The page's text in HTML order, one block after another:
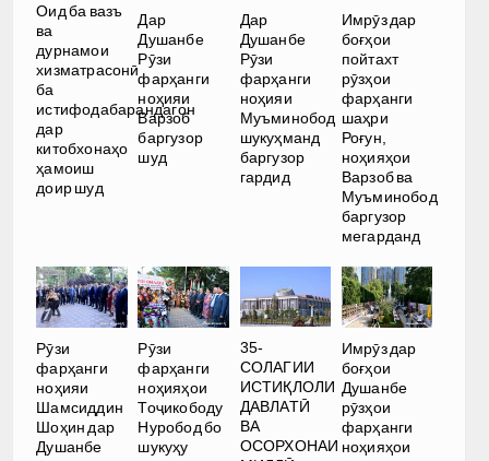
Оид ба вазъ
ва
дурнамои
хизматрасонӣ
ба
истифодабарандагон
дар
китобхонаҳо
ҳамоиш
доир шуд
Дар
Душанбе
Рӯзи
фарҳанги
ноҳияи
Варзоб
баргузор
шуд
Дар
Душанбе
Рӯзи
фарҳанги
ноҳияи
Муъминобод
шукуҳманд
баргузор
гардид
Имрӯз дар
боғҳои
пойтахт
рӯзҳои
фарҳанги
шаҳри
Роғун,
ноҳияҳои
Варзоб ва
Муъминобод
баргузор
мегарданд
Рӯзи
фарҳанги
ноҳияи
Шамсиддин
Шоҳин дар
Душанбе
Рӯзи
фарҳанги
ноҳияҳои
Тоҷикободу
Нуробод бо
шукуҳу
35-
СОЛАГИИ
ИСТИҚЛОЛИ
ДАВЛАТӢ
ВА
ОСОРХОНАИ
Имрӯз дар
боғҳои
Душанбе
рӯзҳои
фарҳанги
ноҳияҳои